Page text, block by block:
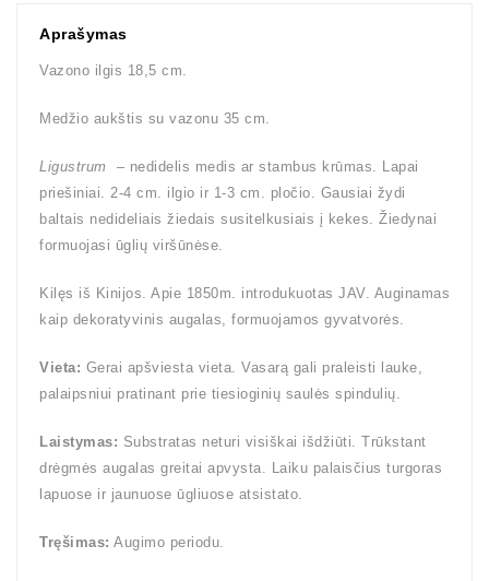
Aprašymas
Vazono ilgis 18,5 cm.
Medžio aukštis su vazonu 35 cm.
Ligustrum
– nedidelis medis ar stambus krūmas. Lapai
priešiniai. 2-4 cm. ilgio ir 1-3 cm. pločio. Gausiai žydi
baltais nedideliais žiedais susitelkusiais į kekes. Žiedynai
formuojasi ūglių viršūnėse.
Kilęs iš Kinijos. Apie 1850m. introdukuotas JAV. Auginamas
kaip dekoratyvinis augalas, formuojamos gyvatvorės.
Vieta: Gerai apšviesta vieta. Vasarą gali praleisti lauke,
palaipsniui pratinant prie tiesioginių saulės spindulių.
Laistymas: Substratas neturi visiškai išdžiūti. Trūkstant
drėgmės augalas greitai apvysta. Laiku palaisčius turgoras
lapuose ir jaunuose ūgliuose atsistato.
Tręšimas: Augimo periodu.